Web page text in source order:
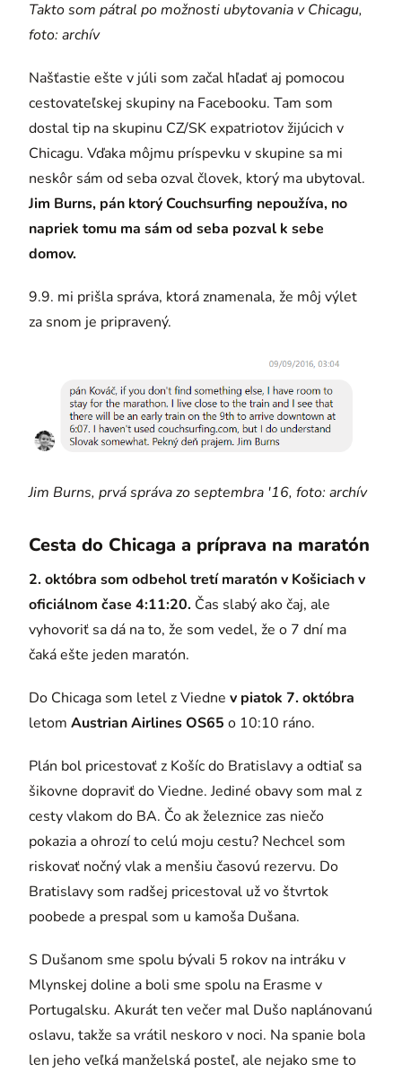
Takto som pátral po možnosti ubytovania v Chicagu,
foto: archív
Našťastie ešte v júli som začal hľadať aj pomocou
cestovateľskej skupiny na Facebooku. Tam som
dostal tip na skupinu CZ/SK expatriotov žijúcich v
Chicagu. Vďaka môjmu príspevku v skupine sa mi
neskôr sám od seba ozval človek, ktorý ma ubytoval.
Jim Burns, pán ktorý Couchsurfing nepoužíva, no
napriek tomu ma sám od seba pozval k sebe
domov.
9.9. mi prišla správa, ktorá znamenala, že môj výlet
za snom je pripravený.
Jim Burns, prvá správa zo septembra '16, foto: archív
Cesta do Chicaga a príprava na maratón
2. októbra som odbehol tretí maratón v Košiciach v
oficiálnom čase 4:11:20. Čas slabý ako čaj, ale
vyhovoriť sa dá na to, že som vedel, že o 7 dní ma
čaká ešte jeden maratón.
Do Chicaga som letel z Viedne v piatok 7. októbra
letom Austrian Airlines OS65 o 10:10 ráno.
Plán bol pricestovať z Košíc do Bratislavy a odtiaľ sa
šikovne dopraviť do Viedne. Jediné obavy som mal z
cesty vlakom do BA. Čo ak železnice zas niečo
pokazia a ohrozí to celú moju cestu? Nechcel som
riskovať nočný vlak a menšiu časovú rezervu. Do
Bratislavy som radšej pricestoval už vo štvrtok
poobede a prespal som u kamoša Dušana.
S Dušanom sme spolu bývali 5 rokov na intráku v
Mlynskej doline a boli sme spolu na Erasme v
Portugalsku. Akurát ten večer mal Dušo naplánovanú
oslavu, takže sa vrátil neskoro v noci. Na spanie bola
len jeho veľká manželská posteľ, ale nejako sme to